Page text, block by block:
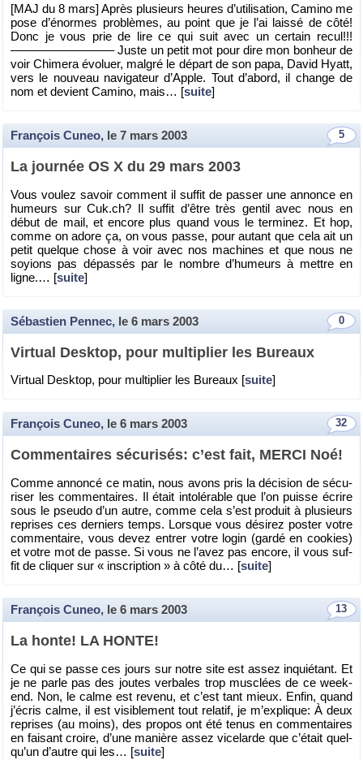
[MAJ du 8 mars] Après plu­sieurs heures d’uti­li­sa­tion, Ca­mino me
pose d’énormes pro­blèmes, au point que je l’ai laissé de côté!
Donc je vous prie de lire ce qui suit avec un cer­tain recul!!!
————————– Juste un petit mot pour dire mon bon­heur de
voir Chi­mera évo­luer, mal­gré le dé­part de son papa, David Hyatt,
vers le nou­veau na­vi­ga­teur d’Apple. Tout d’abord, il change de
nom et de­vient Ca­mino, mais… [suite]
5
François Cuneo, le 7 mars 2003
La jour­née OS X du 29 mars 2003
Vous vou­lez sa­voir com­ment il suf­fit de pas­ser une an­nonce en
hu­meurs sur Cuk.​ch? Il suf­fit d’être très gen­til avec nous en
début de mail, et en­core plus quand vous le ter­mi­nez. Et hop,
comme on adore ça, on vous passe, pour au­tant que cela ait un
petit quelque chose à voir avec nos ma­chines et que nous ne
soyions pas dé­pas­sés par le nombre d’hu­meurs à mettre en
ligne.… [suite]
0
Sébastien Pennec, le 6 mars 2003
Vir­tual Desk­top, pour mul­ti­plier les Bu­reaux
Vir­tual Desk­top, pour mul­ti­plier les Bu­reaux [suite]
32
François Cuneo, le 6 mars 2003
Com­men­taires sé­cu­ri­sés: c’est fait, MERCI Noé!
Comme an­noncé ce matin, nous avons pris la dé­ci­sion de sé­cu­
ri­ser les com­men­taires. Il était in­to­lé­rable que l’on puisse écrire
sous le pseudo d’un autre, comme cela s’est pro­duit à plu­sieurs
re­prises ces der­niers temps. Lorsque vous dé­si­rez pos­ter votre
com­men­taire, vous devez en­trer votre login (gardé en co­okies)
et votre mot de passe. Si vous ne l’avez pas en­core, il vous suf­
fit de cli­quer sur « ins­crip­tion » à côté du… [suite]
13
François Cuneo, le 6 mars 2003
La honte! LA HONTE!
Ce qui se passe ces jours sur notre site est assez in­quié­tant. Et
je ne parle pas des joutes ver­bales trop mus­clées de ce week-
end. Non, le calme est re­venu, et c’est tant mieux. Enfin, quand
j’écris calme, il est vi­si­ble­ment tout re­la­tif, je m’ex­plique: À deux
re­prises (au moins), des pro­pos ont été tenus en com­men­taires
en fai­sant croire, d’une ma­nière assez vi­ce­larde que c’était quel­
qu’un d’autre qui les… [suite]